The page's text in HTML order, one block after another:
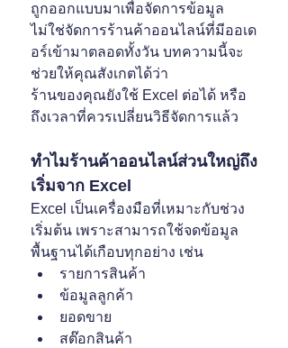
ถูกออกแบบมาเพื่อจัดการข้อมูล
ไม่ใช่จัดการร้านค้าออนไลน์ที่มีออเด
อร์เข้ามาตลอดทั้งวัน บทความนี้จะ
ช่วยให้คุณสังเกตได้ว่า
ร้านของคุณยังใช้ Excel ต่อได้ หรือ
ถึงเวลาที่ควรเปลี่ยนวิธีจัดการแล้ว
ทำไมร้านค้าออนไลน์ส่วนใหญ่ถึง
เริ่มจาก Excel
Excel เป็นเครื่องมือที่เหมาะกับช่วง
เริ่มต้น เพราะสามารถใช้จดข้อมูล
พื้นฐานได้เกือบทุกอย่าง เช่น
รายการสินค้า
ข้อมูลลูกค้า
ยอดขาย
สต๊อกสินค้า